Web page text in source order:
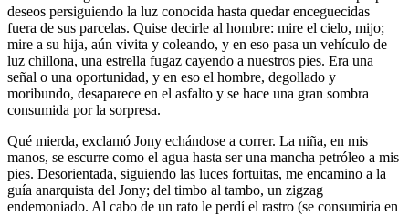
deseos persiguiendo la luz conocida hasta quedar enceguecidas
fuera de sus parcelas. Quise decirle al hombre: mire el cielo, mijo;
mire a su hija, aún vivita y coleando, y en eso pasa un vehículo de
luz chillona, una estrella fugaz cayendo a nuestros pies. Era una
señal o una oportunidad, y en eso el hombre, degollado y
moribundo, desaparece en el asfalto y se hace una gran sombra
consumida por la sorpresa.
Qué mierda, exclamó Jony echándose a correr. La niña, en mis
manos, se escurre como el agua hasta ser una mancha petróleo a mis
pies. Desorientada, siguiendo las luces fortuitas, me encamino a la
guía anarquista del Jony; del timbo al tambo, un zigzag
endemoniado. Al cabo de un rato le perdí el rastro (se consumiría en